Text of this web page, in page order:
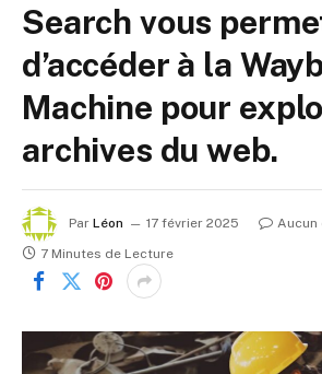
Search vous
d’accéder à la
Machine pour
archives du web.
Par Léon 17 février 2025
Aucun
7 Minutes de Lecture